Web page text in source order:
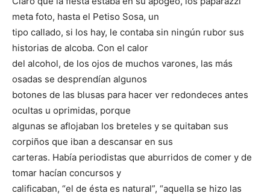
meta foto, hasta el Petiso Sosa, un
tipo callado, si los hay, le contaba sin ningún rubor sus
historias de alcoba. Con el calor
del alcohol, de los ojos de muchos varones, las más
osadas se desprendían algunos
botones de las blusas para hacer ver redondeces antes
ocultas u oprimidas, porque
algunas se aflojaban los breteles y se quitaban sus
corpiños que iban a descansar en sus
carteras. Había periodistas que aburridos de comer y de
tomar hacían concursos y
calificaban, “el de ésta es natural”, “aquella se hizo las